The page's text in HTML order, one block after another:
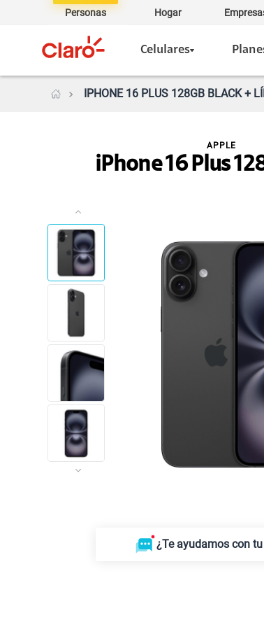
Personas Hogar
Celulares
IPHONE 16 PLUS 128GB BLACK +
iPhone 16 Plus
APPLE
¿Te ayudamos con